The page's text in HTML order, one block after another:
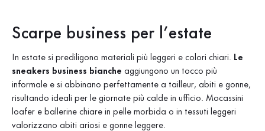
Scarpe business per l’estate
In estate si prediligono materiali più leggeri e colori chiari. Le
sneakers business bianche aggiungono un tocco più
informale e si abbinano perfettamente a tailleur, abiti e gonne,
risultando ideali per le giornate più calde in ufficio. Mocassini
loafer e ballerine chiare in pelle morbida o in tessuti leggeri
valorizzano abiti ariosi e gonne leggere.